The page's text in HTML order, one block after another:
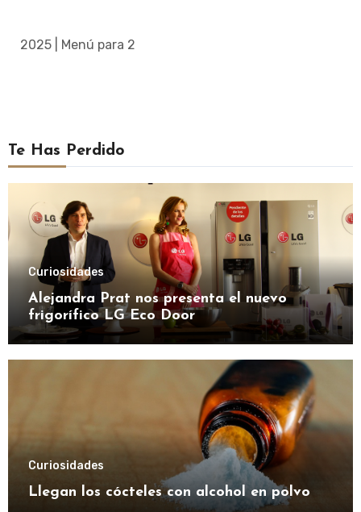
2025 | Menú para 2
Te Has Perdido
Curiosidades
Alejandra Prat nos presenta el nuevo
frigorífico LG Eco Door
Curiosidades
Llegan los cócteles con alcohol en polvo